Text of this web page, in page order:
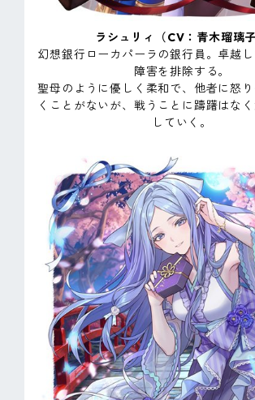
ラシュリィ（CV：青木瑠璃子
幻想銀行ローカパーラの銀行員。卓越
障害を排除する。
聖母のように優しく柔和で、他者に怒
くことがないが、戦うことに躊躇はな
していく。